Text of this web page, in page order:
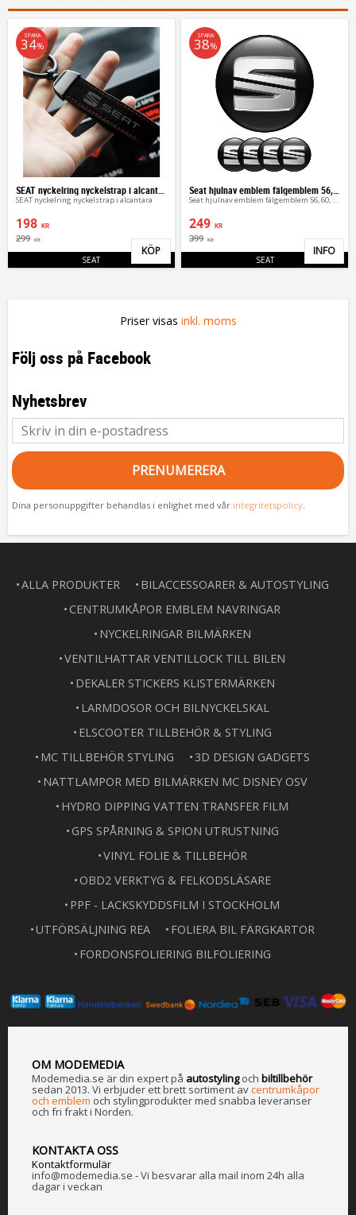
SEAT nyckelring nyckelstrap i alcantara
SEAT nyckelring nyckelstrap i alcantara
198 KR
299 KR
SPARA
34%
SEAT Lägg till i favoriter
KÖP
Seat hjulnav emblem fälgemblem 56, 60, 65 mm
Seat hjulnav emblem fälgemblem 56, 60, 65 mm
249 KR
399 KR
SPARA
38%
SEAT
INFO
Priser visas inkl. moms
Följ oss på Facebook
Nyhetsbrev
PRENUMERERA
Dina personuppgifter behandlas i enlighet med vår integritetspolicy.
ALLA PRODUKTER
BILACCESSOARER & AUTOSTYLING
CENTRUMKÅPOR EMBLEM NAVRINGAR
NYCKELRINGAR BILMÄRKEN
VENTILHATTAR VENTILLOCK TILL BILEN
DEKALER STICKERS KLISTERMÄRKEN
LARMDOSOR OCH BILNYCKELSKAL
ELSCOOTER TILLBEHÖR & STYLING
MC TILLBEHÖR STYLING
3D DESIGN GADGETS
NATTLAMPOR MED BILMÄRKEN MC DISNEY OSV
HYDRO DIPPING VATTEN TRANSFER FILM
GPS SPÅRNING & SPION UTRUSTNING
VINYL FOLIE & TILLBEHÖR
OBD2 VERKTYG & FELKODSLÄSARE
PPF - LACKSKYDDSFILM I STOCKHOLM
UTFÖRSÄLJNING REA
FOLIERA BIL FÄRGKARTOR
FORDONSFOLIERING BILFOLIERING
OM MODEMEDIA
Modemedia.se är din expert på autostylingoch biltillbehör
sedan 2013. Vi erbjuder ett brett sortiment avcentrumkåpor
och emblem och stylingprodukter med snabba leveranser
och fri frakt i Norden.
KONTAKTA OSS
Kontaktformulär
info@modemedia.se - Vi besvarar alla mail inom 24h alla
dagar i veckan